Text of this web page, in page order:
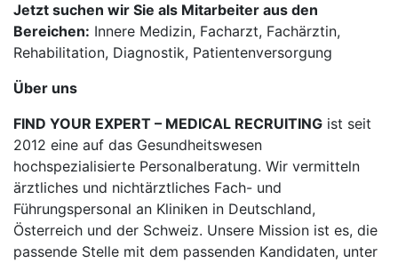
Jetzt suchen wir Sie als Mitarbeiter aus den
Bereichen: Innere Medizin, Facharzt, Fachärztin,
Rehabilitation, Diagnostik, Patientenversorgung
Über uns
FIND YOUR EXPERT – MEDICAL RECRUITING ist seit
2012 eine auf das Gesundheitswesen
hochspezialisierte Personalberatung. Wir vermitteln
ärztliches und nichtärztliches Fach- und
Führungspersonal an Kliniken in Deutschland,
Österreich und der Schweiz. Unsere Mission ist es, die
passende Stelle mit dem passenden Kandidaten, unter